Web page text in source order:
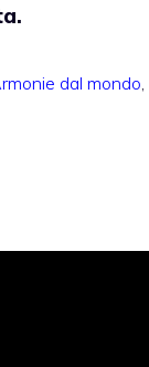
dal mondo